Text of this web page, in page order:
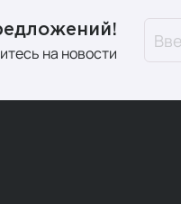
на новости